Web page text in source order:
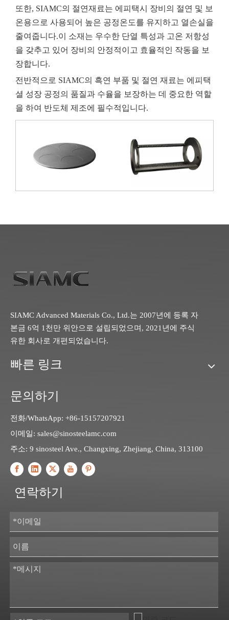
또한, SIAMC의 절연재료는 에피택시 장비의 절연 및 보
온용으로 사용되어 높은 공정온도를 유지하고 열손실을
줄여줍니다.이 소재는 우수한 단열 특성과 고온 저항성
을 갖추고 있어 장비의 안정적이고 효율적인 작동을 보
장합니다.
전반적으로 SIAMC의 흑연 부품 및 절연 재료는 에피택
셜 성장 공정의 품질과 수율을 보장하는 데 중요한 역할
을 하여 반도체 제조에 필수적입니다.
SIAMC Advanced Materials Co., Ltd.는 2007년에 등록 자
본금 6억 1천만 위안으로 설립되었으며, 2021년에 주식
유한 회사로 개편되었습니다.
빠른 링크
문의하기
전화/WhatsApp: +86-15157207921
이메일: sales@sinosteelamc.com
주소: 9 sinosteel Ave., Changxing, Zhejiang, China, 313100
연락하기